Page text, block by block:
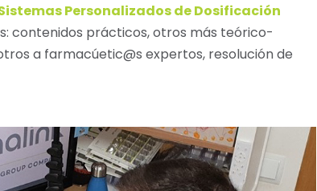
Personalizados de Dosificación
contenidos prácticos, otros más teórico-
a farmacúetic@s expertos, resolución de